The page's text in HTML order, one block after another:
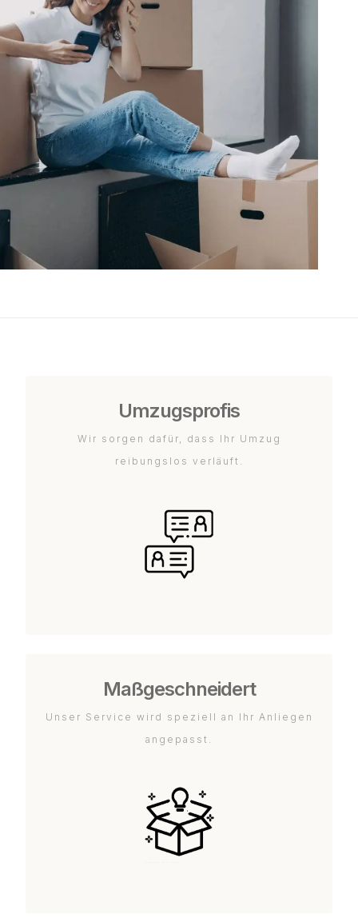
Umzugsprofis
Wir sorgen dafür, dass Ihr Umzug
reibungslos verläuft.
Maßgeschneidert
Unser Service wird speziell an Ihr Anliegen
angepasst.